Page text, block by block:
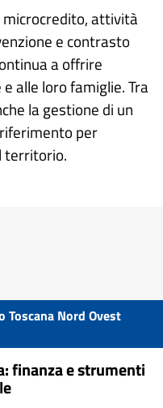
attività
e contrasto
a offrire
alle loro famiglie. Tra
la gestione di un
per
territorio.
Toscana Nord Ovest
finanza e strumenti